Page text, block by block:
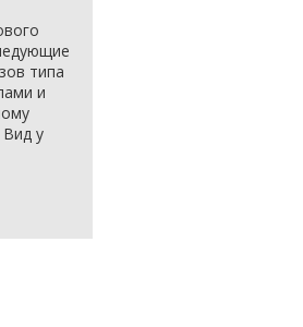
типа
и
у